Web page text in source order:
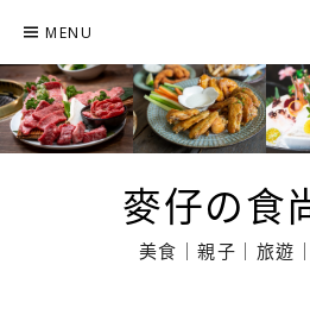
content
MENU
麥仔の食
美食｜親子｜旅遊